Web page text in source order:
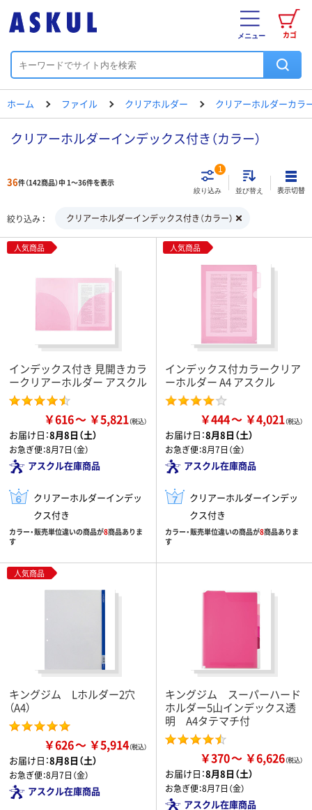
カゴ
メニュー
ホーム ファイル クリアホルダー クリアーホルダーカラ
クリアーホルダーインデックス付き（カラー）
36件（142商品）中 1～36件を表示
絞り込み
1
並び替え 表示切替
絞り込み クリアーホルダーインデックス付き（カラー）
人気商品
インデックス付き 見開きカラ
ークリアーホルダー アスクル
￥616 ￥5,821
お届け日：8月8日（土）
お急ぎ便：8月7日（金）
アスクル在庫商品
クリアーホルダーインデッ
クス付き
カラー・販売単位違いの商品が8商品ありま
す
人気商品
インデックス付カラークリア
ーホルダー A4 アスクル
￥444 ￥4,021
お届け日：8月8日（土）
お急ぎ便：8月7日（金）
アスクル在庫商品
クリアーホルダーインデッ
クス付き
カラー・販売単位違いの商品が8商品ありま
す
人気商品
キングジム Lホルダー2穴
（A4）
￥626 ￥5,914
お届け日：8月8日（土）
お急ぎ便：8月7日（金）
アスクル在庫商品
キングジム スーパーハード
ホルダー5山インデックス透
明 A4タテマチ付
￥370 ￥6,626
お届け日：8月8日（土）
お急ぎ便：8月7日（金）
アスクル在庫商品